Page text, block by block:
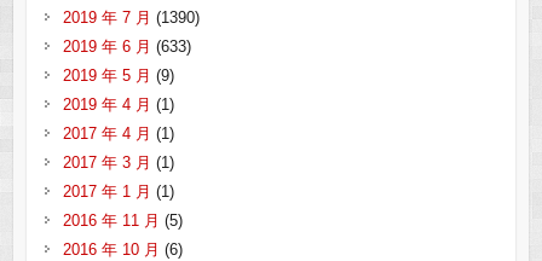
2019 年 7 月 (1390)
2019 年 6 月 (633)
2019 年 5 月 (9)
2019 年 4 月 (1)
2017 年 4 月 (1)
2017 年 3 月 (1)
2017 年 1 月 (1)
2016 年 11 月 (5)
2016 年 10 月 (6)